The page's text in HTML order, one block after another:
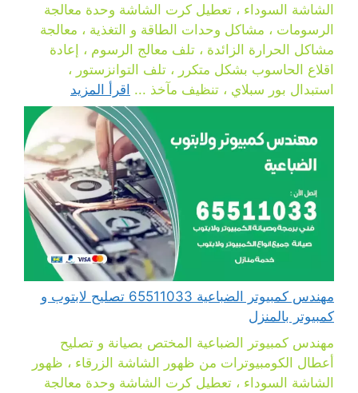
الشاشة السوداء ، تعطيل كرت الشاشة وحدة معالجة
الرسومات ، مشاكل وحدات الطاقة و التغذية ، معالجة
مشاكل الحرارة الزائدة ، تلف معالج الرسوم ، إعادة
اقلاع الحاسوب بشكل متكرر ، تلف التوانزستور ،
استبدال بور سبلاي ، تنظيف مآخذ ... اقرأ المزيد
مهندس كمبيوتر الضباعية 65511033 تصليح لابتوب و
كمبيوتر بالمنزل
مهندس كمبيوتر الضباعية المختص بصيانة و تصليح
أعطال الكومبيوترات من ظهور الشاشة الزرقاء ، ظهور
الشاشة السوداء ، تعطيل كرت الشاشة وحدة معالجة